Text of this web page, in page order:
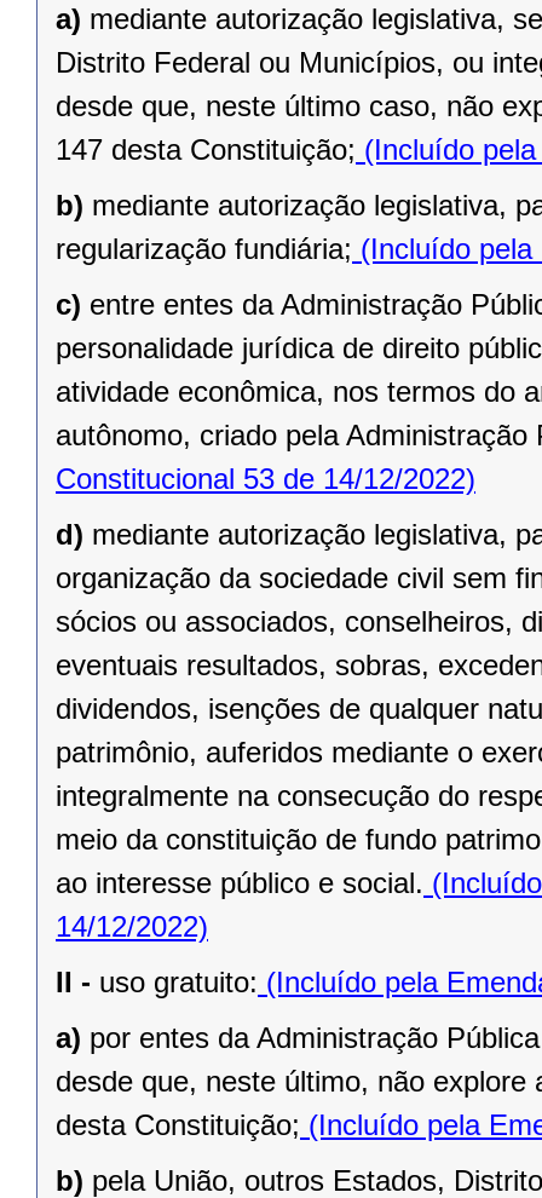
a) mediante autorização legislativa,
Distrito Federal ou Municípios, ou
desde que, neste último caso, não
147 desta Constituição; (Incluído
b) mediante autorização legislativa,
regularização fundiária; (Incluído pela
c) entre entes da Administração
personalidade jurídica de direito
atividade econômica, nos termos do
autônomo, criado pela Administração
Constitucional 53 de 14/12/2022)
d) mediante autorização legislativa,
organização da sociedade civil sem
sócios ou associados, conselheiros,
eventuais resultados, sobras,
dividendos, isenções de qualquer
patrimônio, auferidos mediante o
integralmente na consecução do
meio da constituição de fundo
ao interesse público e social.
14/12/2022)
II - uso gratuito: (Incluído pela
a) por entes da Administração
desde que, neste último, não
desta Constituição; (Incluído pela
b) pela União, outros Estados,